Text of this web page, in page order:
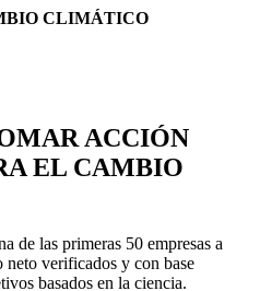
CLIMÁTICO
ACCIÓN
EL CAMBIO
de las primeras 50 empresas a
verificados y con base
basados en la ciencia.